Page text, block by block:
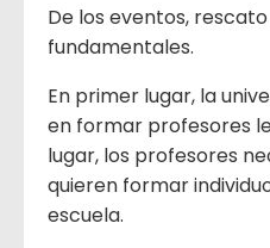
De los eventos,
fundamentales.
En primer lugar, la
en formar profesores
lugar, los profesores
quieren formar
escuela.